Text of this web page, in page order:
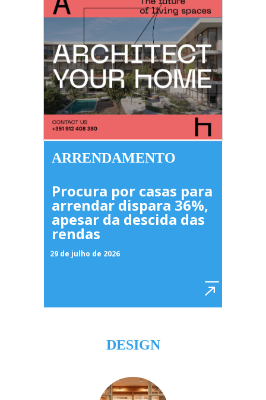
ARRENDAMENTO
Procura por casas para
arrendar dispara 36%,
apesar da descida das
rendas
29 de julho de 2026
DESIGN